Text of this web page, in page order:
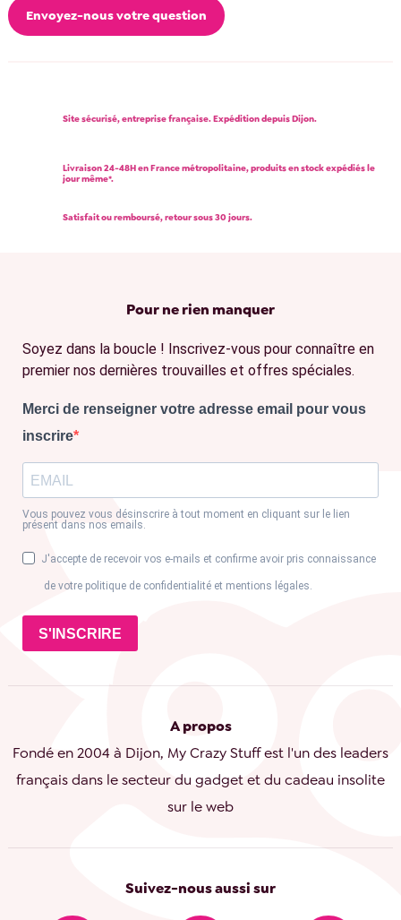
Envoyez-nous votre question
Site sécurisé, entreprise française. Expédition depuis Dijon.
Livraison 24-48H en France métropolitaine, produits en stock expédiés le
jour même*.
Satisfait ou remboursé, retour sous 30 jours.
Pour ne rien manquer
Soyez dans la boucle ! Inscrivez-vous pour connaître en
premier nos dernières trouvailles et offres spéciales.
Merci de renseigner votre adresse email pour vous
inscrire
Vous pouvez vous désinscrire à tout moment en cliquant sur le lien
présent dans nos emails.
J'accepte de recevoir vos e-mails et confirme avoir pris connaissance
de votre politique de confidentialité et mentions légales.
S'INSCRIRE
A propos
Fondé en 2004 à Dijon, My Crazy Stuff est l'un des leaders
français dans le secteur du gadget et du cadeau insolite
sur le web
Suivez-nous aussi sur